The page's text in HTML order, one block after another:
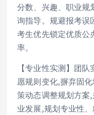
分数、兴趣、职业规
询指导。规避报考误
考生优先锁定优质公
率。
【专业性实测】团
愿规则变化,摒弃固
策动态调整规划方案
业发展,规划专业性、